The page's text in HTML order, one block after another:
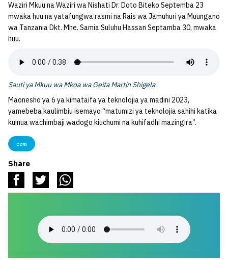
Waziri Mkuu na Waziri wa Nishati Dr. Doto Biteko Septemba 23
mwaka huu na yatafungwa rasmi na Rais wa Jamuhuri ya Muungano
wa Tanzania Dkt. Mhe. Samia Suluhu Hassan Septamba 30, mwaka
huu.
Sauti ya Mkuu wa Mkoa wa Geita Martin Shigela
Maonesho ya 6 ya kimataifa ya teknolojia ya madini 2023,
yamebeba kaulimbiu isemayo “matumizi ya teknolojia sahihi katika
kuinua wachimbaji wadogo kiuchumi na kuhifadhi mazingira”.
ccm
Share